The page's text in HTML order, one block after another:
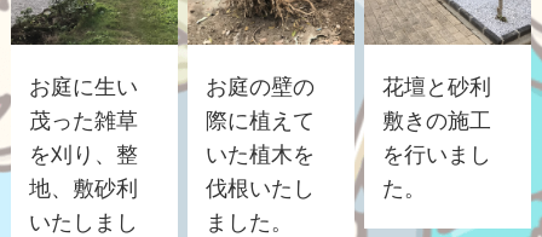
お庭に生い
茂った雑草
を刈り、整
地、敷砂利
いたしまし
お庭の壁の
際に植えて
いた植木を
伐根いたし
ました。
花壇と砂利
敷きの施工
を行いまし
た。